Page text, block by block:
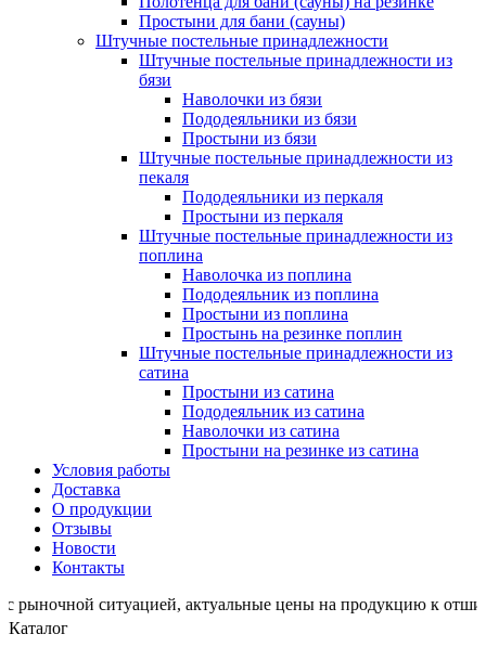
Простыни для бани (сауны)
Штучные постельные принадлежности
Штучные постельные принадлежности из
бязи
Наволочки из бязи
Пододеяльники из бязи
Простыни из бязи
Штучные постельные принадлежности из
пекаля
Пододеяльники из перкаля
Простыни из перкаля
Штучные постельные принадлежности из
поплина
Наволочка из поплина
Пододеяльник из поплина
Простыни из поплина
Простынь на резинке поплин
Штучные постельные принадлежности из
сатина
Простыни из сатина
Пододеяльник из сатина
Наволочки из сатина
Простыни на резинке из сатина
Условия работы
Доставка
О продукции
Отзывы
Новости
Контакты
ситуацией, актуальные цены на продукцию к отшиву
Каталог